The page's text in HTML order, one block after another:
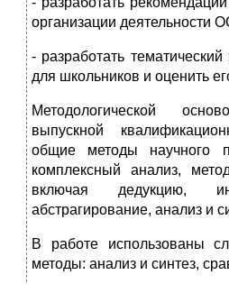
организации деятельности
- разработать
для школьников и оценить
Методологической
выпускной
общие методы научного
комплексный анализ,
включая дедукцию,
абстрагирование, анализ и
В работе использованы
методы: анализ и синтез,